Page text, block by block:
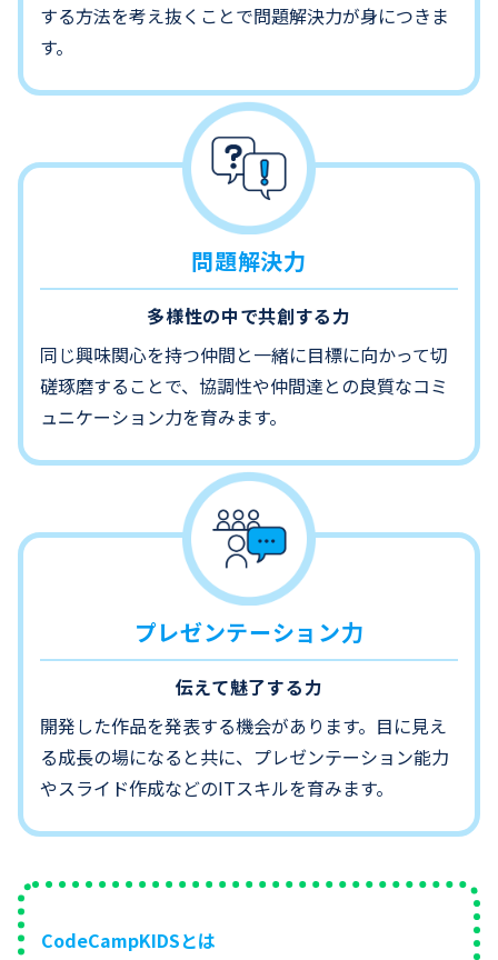
する方法を考え抜くことで問題解決力が身につきま
す。
問題解決力
多様性の中で共創する力
同じ興味関心を持つ仲間と一緒に目標に向かって切
磋琢磨することで、協調性や仲間達との良質なコミ
ュニケーション力を育みます。
プレゼンテーション力
伝えて魅了する力
開発した作品を発表する機会があります。目に見え
る成長の場になると共に、プレゼンテーション能力
やスライド作成などのITスキルを育みます。
CodeCampKIDSとは